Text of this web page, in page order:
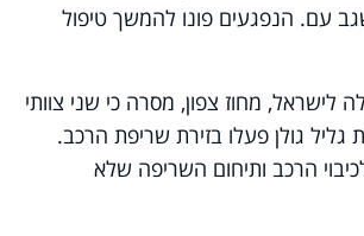
עם. הנפגעים פונו להמשך טיפול
לישראל, מחוז צפון, מסרה כי שני צוותי
גליל גולן פעלו בזירת שריפת הרכב.
הרכב ותיחום השריפה שלא